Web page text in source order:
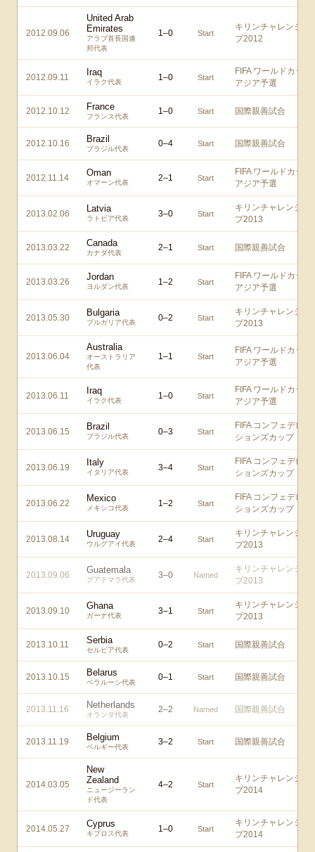
2012.09.06
United Arab
Emirates
アラブ首長国連
邦代表
1–0 Start
キリンチャレンジカ
プ2012
2012.09.11 Iraq
イラク代表 1–0 Start
FIFA ワールドカップ
アジア予選
2012.10.12 France
フランス代表
1–0 Start 国際親善試合
2012.10.16 Brazil
ブラジル代表
0–4 Start 国際親善試合
2012.11.14 Oman
オマーン代表 2–1 Start
FIFA ワールドカップ
アジア予選
2013.02.06 Latvia
ラトビア代表 3–0 Start
キリンチャレンジカ
プ2013
2013.03.22 Canada
カナダ代表
2–1 Start 国際親善試合
2013.03.26 Jordan
ヨルダン代表 1–2 Start
FIFA ワールドカップ
アジア予選
2013.05.30 Bulgaria
ブルガリア代表 0–2 Start
キリンチャレンジカ
プ2013
2013.06.04
Australia
オーストラリア
代表
1–1 Start
FIFA ワールドカップ
アジア予選
2013.06.11 Iraq
イラク代表 1–0 Start
FIFA ワールドカップ
アジア予選
2013.06.15 Brazil
ブラジル代表 0–3 Start
FIFA コンフェデレー
ションズカップ
2013.06.19 Italy
イタリア代表 3–4 Start
FIFA コンフェデレー
ションズカップ
2013.06.22 Mexico
メキシコ代表 1–2 Start
FIFA コンフェデレー
ションズカップ
2013.08.14 Uruguay
ウルグアイ代表 2–4 Start
キリンチャレンジカ
プ2013
2013.09.06 Guatemala
グアテマラ代表 3–0 Named
キリンチャレンジカ
プ2013
2013.09.10 Ghana
ガーナ代表 3–1 Start
キリンチャレンジカ
プ2013
2013.10.11 Serbia
セルビア代表
0–2 Start 国際親善試合
2013.10.15 Belarus
ベラルーシ代表
0–1 Start 国際親善試合
2013.11.16 Netherlands
オランダ代表
2–2 Named 国際親善試合
2013.11.19 Belgium
ベルギー代表
3–2 Start 国際親善試合
2014.03.05
New
Zealand
ニュージーラン
ド代表
4–2 Start
キリンチャレンジカ
プ2014
2014.05.27 Cyprus
キプロス代表 1–0 Start
キリンチャレンジカ
プ2014